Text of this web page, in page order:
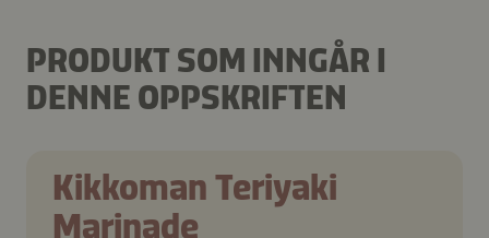
PRODUKT SOM INNGÅR I
DENNE OPPSKRIFTEN
Kikkoman Teriyaki
Marinade